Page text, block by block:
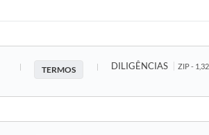
TERMOS DILIGÊNCIAS ZIP -